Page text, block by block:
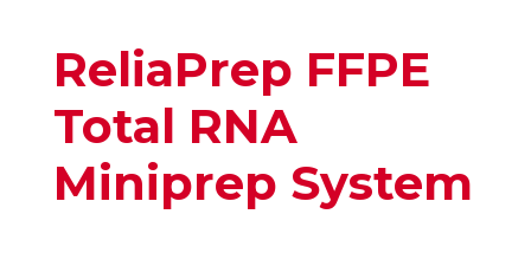
ReliaPrep FFPE
Total RNA
Miniprep System